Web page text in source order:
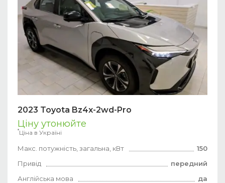
2023 Toyota Bz4x-2wd-Pro
Ціну утонюйте
*Ціна в Україні
Макс. потужність, загальна, кВт
150
Привід
передний
Англійська мова
да